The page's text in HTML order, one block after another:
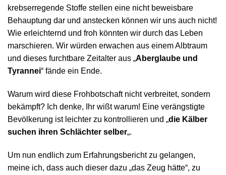
krebserregende Stoffe stellen eine nicht beweisbare
Behauptung dar und anstecken können wir uns auch nicht!
Wie erleichternd und froh könnten wir durch das Leben
marschieren. Wir würden erwachen aus einem Albtraum
und dieses furchtbare Zeitalter aus „Aberglaube und
Tyrannei“ fände ein Ende.
Warum wird diese Frohbotschaft nicht verbreitet, sondern
bekämpft? Ich denke, Ihr wißt warum! Eine verängstigte
Bevölkerung ist leichter zu kontrollieren und „die Kälber
suchen ihren Schlächter selber„.
Um nun endlich zum Erfahrungsbericht zu gelangen,
meine ich, dass auch dieser dazu „das Zeug hätte“, zu